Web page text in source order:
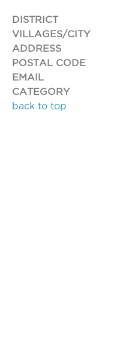
DISTRICT
VILLAGES/CITY
ADDRESS
POSTAL CODE
EMAIL
CATEGORY
back to top